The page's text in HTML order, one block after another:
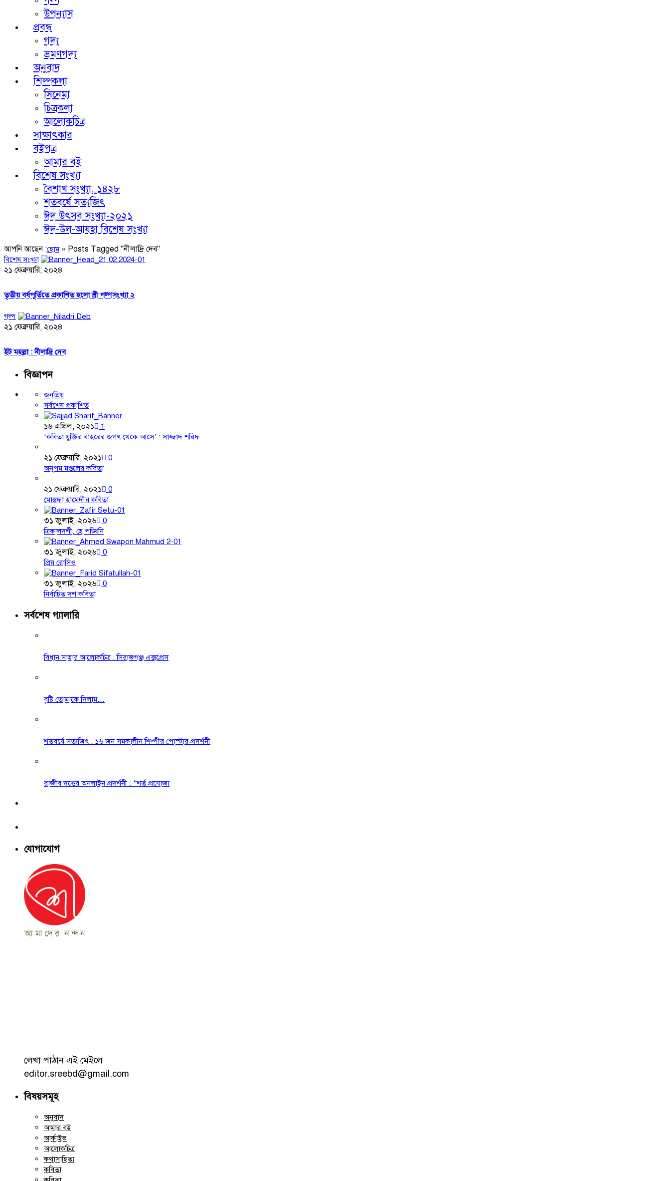
উপন্যাস
প্রবন্ধ
গদ্য
ভ্রমণগদ্য
অনুবাদ
শিল্পকলা
সিনেমা
চিত্রকলা
আলোকচিত্র
সাক্ষাৎকার
বইপত্র
আমার বই
বিশেষ সংখ্যা
বৈশাখ সংখ্যা, ১৪২৮
শতবর্ষে সত্যজিৎ
ঈদ উৎসব সংখ্যা-২০২১
ঈদ-উল-আযহা বিশেষ সংখ্যা
আপনি আছেন :হোম » Posts Tagged "নীলাদ্রি দেব"
বিশেষ সংখ্যা
২১ ফেব্রুয়ারি, ২০২৪
তৃতীয় বর্ষপূর্তিতে প্রকাশিত হলো শ্রী গল্পসংখ্যা ২
গল্প
২১ ফেব্রুয়ারি, ২০২৪
ইট মহল্লা : নীলাদ্রি দেব
বিজ্ঞাপন
জনপ্রিয়
সর্বশেষ প্রকাশিত
১৬ এপ্রিল, ২০২১
1
‘কবিতা যুক্তির বাইরের জগৎ থেকে আসে’ : সাজ্জাদ শরিফ
২১ ফেব্রুয়ারি, ২০২১
0
অনুপম মণ্ডলের কবিতা
২১ ফেব্রুয়ারি, ২০২১
0
মোস্তফা হামেদীর কবিতা
৩১ জুলাই, ২০২৬
0
ত্রিকালদর্শী, হে পঙ্খিনি
৩১ জুলাই, ২০২৬
0
প্রিয় রোসিও
৩১ জুলাই, ২০২৬
0
নির্বাচিত দশ কবিতা
সর্বশেষ গ্যালারি
বিধান সাহার আলোকচিত্র : সিরাজগঞ্জ এক্সপ্রেস
বৃষ্টি তোমাকে দিলাম…
শতবর্ষে সত্যজিৎ : ১৬ জন সমকালীন শিল্পীর পোস্টার প্রদর্শনী
রাজীব দত্তের অনলাইন প্রদর্শনী : *শর্ত প্রযোজ্য
যোগাযোগ
লেখা পাঠান এই মেইলে
editor.sreebd@gmail.com
বিষয়সমূহ
অনুবাদ
আমার বই
আর্কাইভ
আলোকচিত্র
কথাসাহিত্য
কবিতা